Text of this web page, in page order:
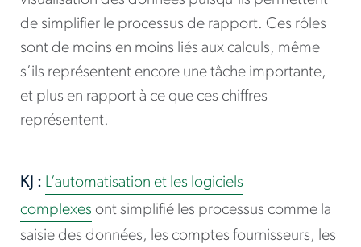
de simplifier le processus de rapport. Ces rôles
sont de moins en moins liés aux calculs, même
s’ils représentent encore une tâche importante,
et plus en rapport à ce que ces chiffres
représentent.
KJ : L’automatisation et les logiciels
complexes ont simplifié les processus comme la
saisie des données, les comptes fournisseurs, les